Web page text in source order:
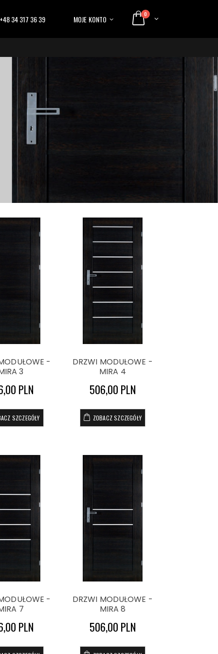
+48 34 317 36 39 MOJE KONTO 0
-
3
PLN
SZCZEGÓŁY
DRZWI MODUŁOWE -
MIRA 4
506,00 PLN
ZOBACZ SZCZEGÓŁY
-
7
PLN
DRZWI MODUŁOWE -
MIRA 8
506,00 PLN